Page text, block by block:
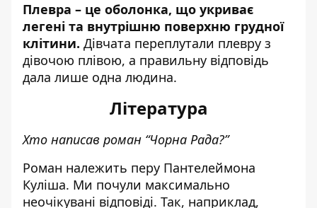
Плевра – це оболонка, що укриває
легені та внутрішню поверхню грудної
клітини. Дівчата переплутали плевру з
дівочою плівою, а правильну відповідь
дала лише одна людина.
Література
Хто написав роман “Чорна Рада?”
Роман належить перу Пантелеймона
Куліша. Ми почули максимально
неочікувані відповіді. Так, наприклад,